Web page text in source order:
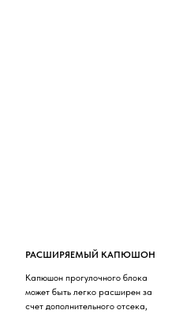
Капюшон прогулочного блока
может быть легко расширен за
счет дополнительного отсека,
РАСШИРЯЕМЫЙ КАПЮШОН